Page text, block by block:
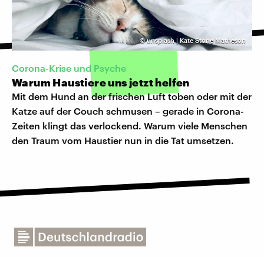
©unsplash | Kate Stone Matheson
Corona-Krise und Psyche
Warum Haustiere uns jetzt helfen
Mit dem Hund an der frischen Luft toben oder mit der
Katze auf der Couch schmusen – gerade in Corona-
Zeiten klingt das verlockend. Warum viele Menschen
den Traum vom Haustier nun in die Tat umsetzen.